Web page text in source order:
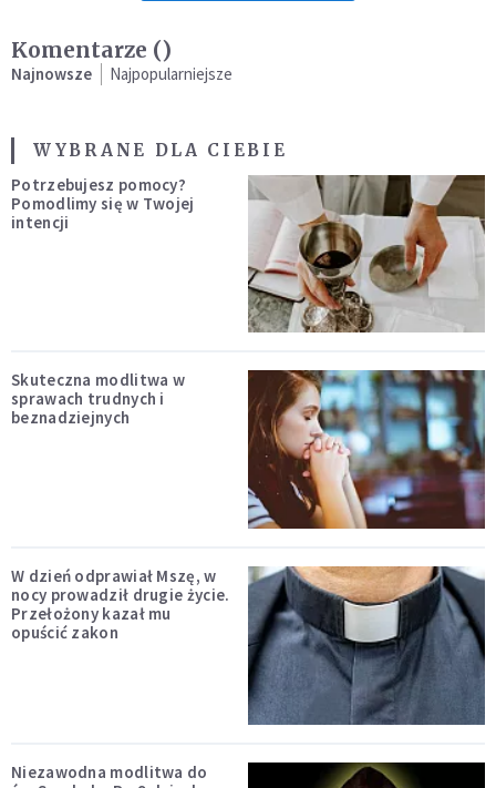
Komentarze ()
Najnowsze Najpopularniejsze
WYBRANE DLA CIEBIE
Potrzebujesz pomocy?
Pomodlimy się w Twojej
intencji
Skuteczna modlitwa w
sprawach trudnych i
beznadziejnych
W dzień odprawiał Mszę, w
nocy prowadził drugie życie.
Przełożony kazał mu
opuścić zakon
Niezawodna modlitwa do